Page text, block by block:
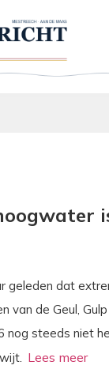
geleden dat
van de Geul,
nog steeds niet